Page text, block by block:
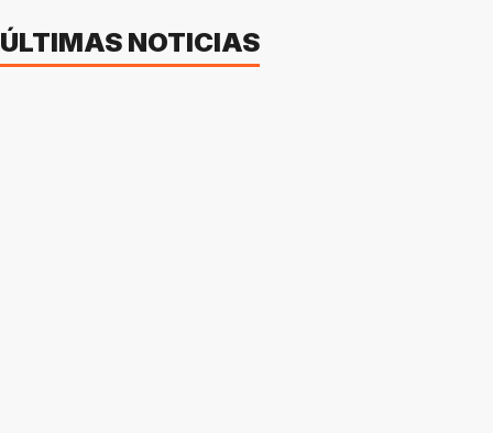
ÚLTIMAS NOTICIAS